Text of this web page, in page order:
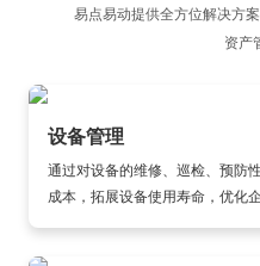
易点易动提供全方位解决方
资产
设备管理
通过对设备的维修、巡检、预防
成本，拓展设备使用寿命，优化